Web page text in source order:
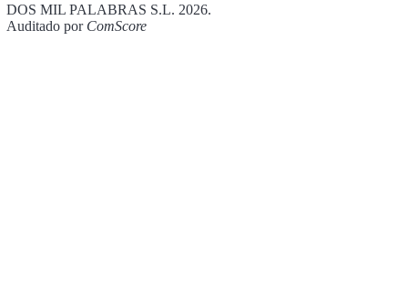
DOS MIL PALABRAS S.L. 2026.
Auditado por ComScore